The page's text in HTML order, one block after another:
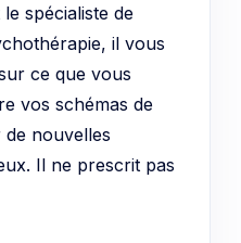
le spécialiste de
il vous
ce que vous
vos schémas de
de nouvelles
Il ne prescrit pas